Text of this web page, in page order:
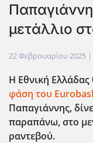
μετάλλιο
22 Φεβρουαρίου 2025 |
Η Εθνική Ελλάδας
φάση του
Παπαγιάννης,
παραπάνω, στο
ραντεβού.